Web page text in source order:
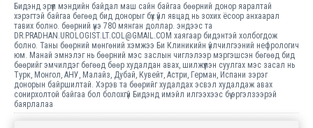
Бидэнд эрүүл мэндийн байдал маш сайн байгаа бөөрний донор яаралтай
хэрэгтэй байгаа бөгөөд бид донорыг бүх үйл явцад нь зохих ёсоор анхаарал
тавих болно. бөөрний үнэ 780 мянган доллар. эндээс та
DR.PRADHAN.UROLOGIST.LT.COL@GMAIL.COM хаягаар бидэнтэй холбогдож
болно. Таны бөөрний мөнгөний хэмжээ Би Клиникийн үйлчилгээний нефрологич
юм. Манай эмнэлэг нь бөөрний мэс заслын чиглэлээр мэргэшсэн бөгөөд бид
бөөрийг эмчилдэг бөгөөд бөөр худалдан авах, шилжүүлэн суулгах мэс засал нь
Турк, Монгол, АНУ, Малайз, Дубай, Кувейт, Астри, Герман, Испани зэрэг
донорын байршилтай. Хэрэв та бөөрийг худалдах эсвэл худалдаж авах
сонирхолтой байгаа бол болохгүй Бидэнд имэйл илгээхээс бүү эргэлзээрэй
баярлалаа